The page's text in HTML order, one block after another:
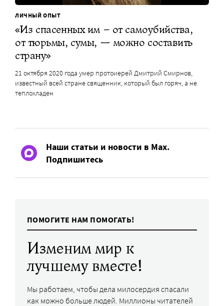
ЛИЧНЫЙ ОПЫТ
«Из спасенных им – от самоубийства,
от тюрьмы, сумы, — можно составить
страну»
21 октября 2020 года умер протоиерей Дмитрий Смирнов,
известный всей стране священник, который был горяч, а не
теплохладен
Наши статьи и новости в Max.
Подпишитесь
ПОМОГИТЕ НАМ ПОМОГАТЬ!
Изменим мир к
лучшему вместе!
Мы работаем, чтобы дела милосердия спасали
как можно больше людей. Миллионы читателей